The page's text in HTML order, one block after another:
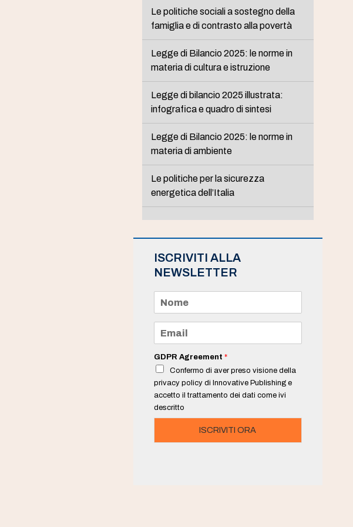
Le politiche sociali a sostegno della
famiglia e di contrasto alla povertà
Legge di Bilancio 2025: le norme in
materia di cultura e istruzione
Legge di bilancio 2025 illustrata:
infografica e quadro di sintesi
Legge di Bilancio 2025: le norme in
materia di ambiente
Le politiche per la sicurezza
energetica dell’Italia
ISCRIVITI ALLA
NEWSLETTER
m
e
a
i
*
GDPR Agreement *
Confermo di aver preso visione della
privacy policy di Innovative Publishing e
accetto il trattamento dei dati come ivi
descritto
ISCRIVITI ORA